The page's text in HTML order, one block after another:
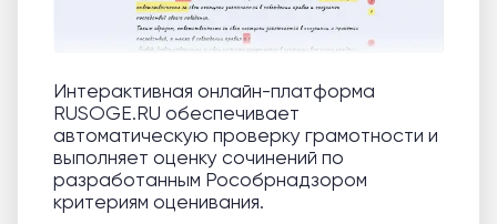
Интерактивная онлайн-платформа
RUSOGE.RU обеспечивает
автоматическую проверку грамотности и
выполняет оценку сочинений по
разработанным Рособрнадзором
критериям оценивания.